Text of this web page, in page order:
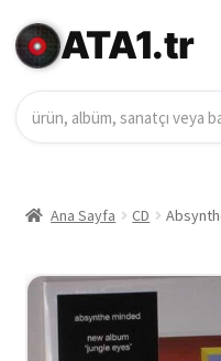
ATA1.tr
Ana Sayfa CD